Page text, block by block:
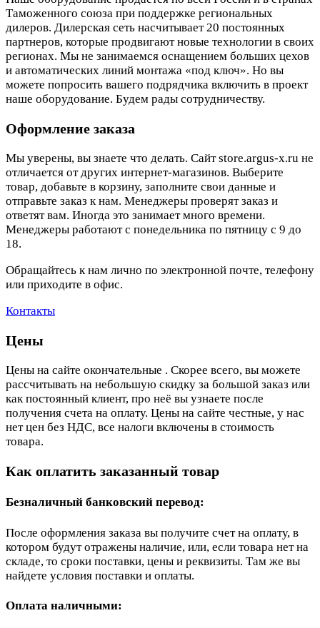
Таможенного союза при поддержке региональных
дилеров. Дилерская сеть насчитывает 20 постоянных
партнеров, которые продвигают новые технологии в своих
регионах. Мы не занимаемся оснащением больших цехов
и автоматических линий монтажа «под ключ». Но вы
можете попросить вашего подрядчика включить в проект
наше оборудование. Будем рады сотрудничеству.
Оформление заказа
Мы уверены, вы знаете что делать. Сайт store.argus-x.ru не
отличается от других интернет-магазинов. Выберите
товар, добавьте в корзину, заполните свои данные и
отправьте заказ к нам. Менеджеры проверят заказ и
ответят вам. Иногда это занимает много времени.
Менеджеры работают с понедельника по пятницу с 9 до
18.
Обращайтесь к нам лично по электронной почте, телефону
или приходите в офис.
Контакты
Цены
Цены на сайте окончательные . Скорее всего, вы можете
рассчитывать на небольшую скидку за большой заказ или
как постоянный клиент, про неё вы узнаете после
получения счета на оплату. Цены на сайте честные, у нас
нет цен без НДС, все налоги включены в стоимость
товара.
Как оплатить заказанный товар
Безналичный банковский перевод:
После оформления заказа вы получите счет на оплату, в
котором будут отражены наличие, или, если товара нет на
складе, то сроки поставки, цены и реквизиты. Там же вы
найдете условия поставки и оплаты.
Оплата наличными: